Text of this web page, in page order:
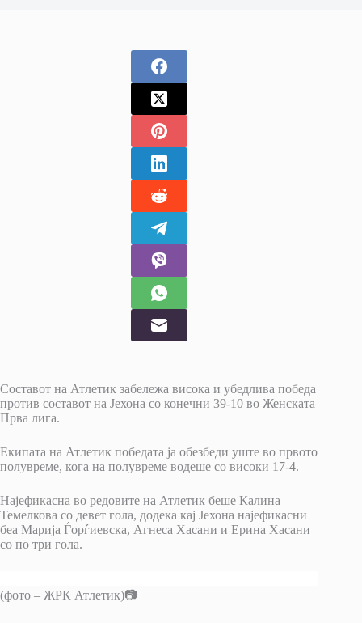
Составот на Атлетик забележа висока и убедлива победа
против составот на Јехона со конечни 39-10 во Женската
Прва лига.
Екипата на Атлетик победата ја обезбеди уште во првото
полувреме, кога на полувреме водеше со високи 17-4.
Најефикасна во редовите на Атлетик беше Калина
Темелкова со девет гола, додека кај Јехона најефикасни
беа Марија Ѓорѓиевска, Агнеса Хасани и Ерина Хасани
со по три гола.
(фото – ЖРК Атлетик)📷